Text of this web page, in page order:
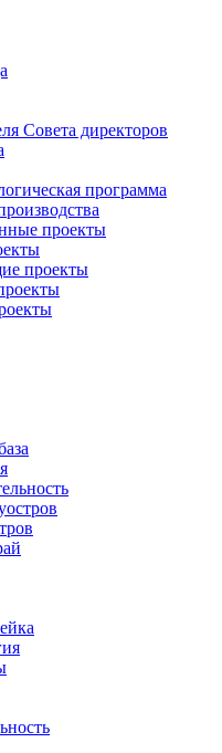
Совета директоров
программа
проекты
проекты